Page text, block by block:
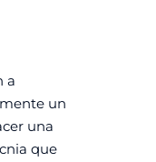
a
un
una
que